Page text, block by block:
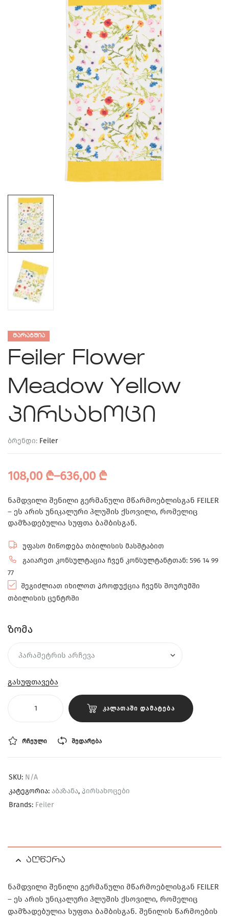
ᲛᲐᲠᲐᲒᲨᲘᲐ
Feiler Flower
Meadow Yellow
პირსახოცი
ბრენდი: Feiler
108,00 ₾–636,00 ₾
ნამდვილი შენილი გერმანული მწარმოებლისგან FEILER
– ეს არის უნიკალური პლუშის ქსოვილი, რომელიც
დამზადებულია სუფთა ბამბისგან.
უფასო მიწოდება თბილისის მასშტაბით
გაიარეთ კონსულტაცია ჩვენ კონსულტანტთან: 596 14 99
77
შეგიძლიათ იხილოთ პროდუქცია ჩვენს შოურუმში
თბილისის ცენტრში
ზომა
გასუფთავება
ᲙᲐᲚᲐᲗᲐᲨᲘ ᲓᲐᲛᲐᲢᲔᲑᲐ
ᲠᲩᲔᲣᲚᲘ ᲨᲔᲓᲐᲠᲔᲑᲐ
SKU: N/A
კატეგორია: აბაზანა, პირსახოცები
Brands: Feiler
აღწერა
ნამდვილი შენილი გერმანული მწარმოებლისგან FEILER
– ეს არის უნიკალური პლუშის ქსოვილი, რომელიც
დამზადებულია სუფთა ბამბისგან. შენილის წარმოების